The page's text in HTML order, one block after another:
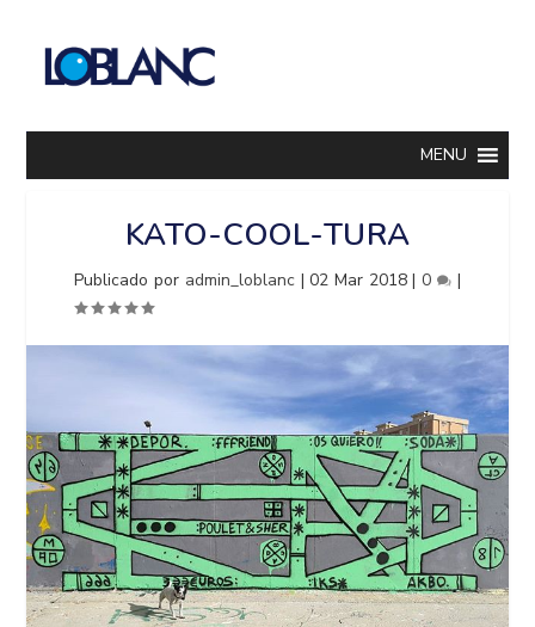
MENU
KATO-COOL-TURA
Publicado por admin_loblanc |02 Mar 2018|0 |